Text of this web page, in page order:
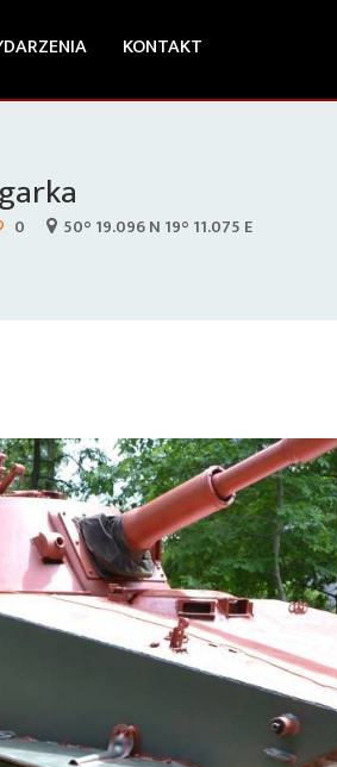
KONTAKT
0 50° 19.096 N 19° 11.075 E